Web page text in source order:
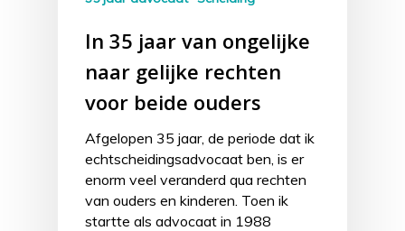
In 35 jaar van ongelijke
naar gelijke rechten
voor beide ouders
Afgelopen 35 jaar, de periode dat ik
echtscheidingsadvocaat ben, is er
enorm veel veranderd qua rechten
van ouders en kinderen. Toen ik
startte als advocaat in 1988